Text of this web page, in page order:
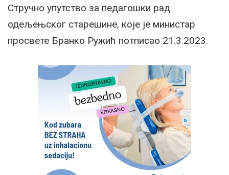
Стручно упутство за педагошки рад
одељењског старешине, које је министар
просвете Бранко Ружић потписао 21.3.2023.